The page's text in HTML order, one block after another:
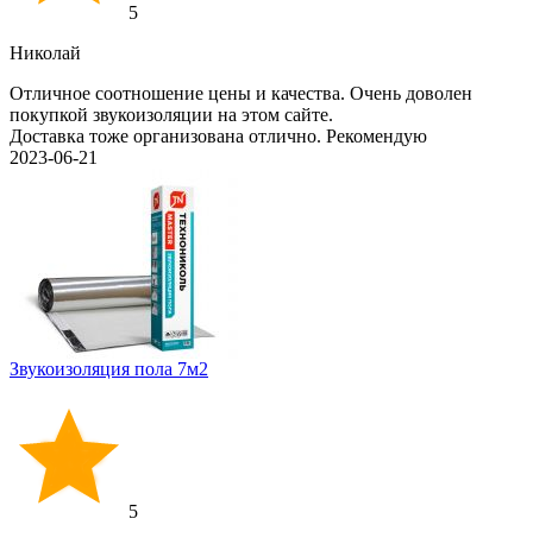
5
Николай
Отличное соотношение цены и качества. Очень доволен
покупкой звукоизоляции на этом сайте.
Доставка тоже организована отлично. Рекомендую
2023-06-21
Звукоизоляция пола 7м2
5